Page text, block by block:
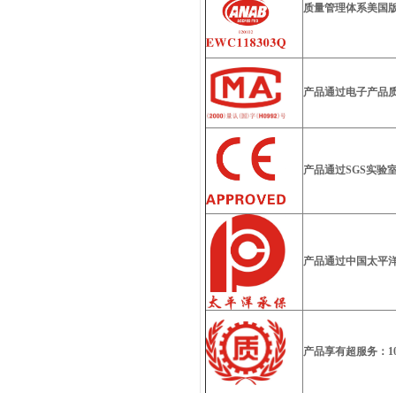
质量管理体系美国
产品通过电子产品
产品通过SGS实验
产品通过中国太平
产品享有超服务：